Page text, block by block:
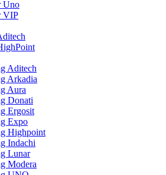
Uno
VIP
Aditech
Arkadia
Aura
Donati
Ergosit
Expo
Highpoint
Indachi
Lunar
Modera